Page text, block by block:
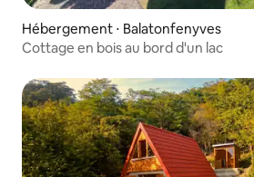
Hébergement ⋅ Balatonfenyves
Cottage en bois au bord d'un lac